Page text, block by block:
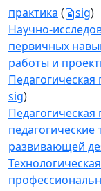
практика ( sig)
Научно-
первичных
работы и
Педагогическая
sig)
Педагогическая
развивающей